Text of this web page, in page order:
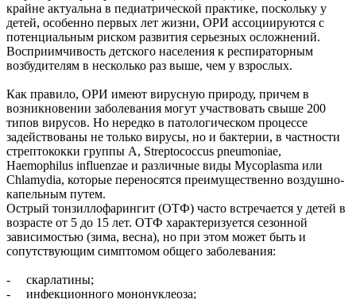
крайне актуальна в педиатрической практике, поскольку у
детей, особенно первых лет жизни, ОРИ ассоциируются с
потенциальным риском развития серьезных осложнений.
Восприимчивость детского населения к респираторным
возбудителям в несколько раз выше, чем у взрослых.
Как правило, ОРИ имеют вирусную природу, причем в
возникновении заболевания могут участвовать свыше 200
типов вирусов. Но нередко в патологическом процессе
задействованы не только вирусы, но и бактерии, в частности
стрептококки группы А, Streptococcus pneumoniae,
Haemophilus influenzae и различные виды Mycoplasma или
Chlamydia, которые переносятся преимущественно воздушно-
капельным путем.
Острый тонзиллофарингит (ОТФ) часто встречается у детей в
возрасте от 5 до 15 лет. ОТФ характеризуется сезонной
зависимостью (зима, весна), но при этом может быть и
сопутствующим симптомом общего заболевания:
- скарлатины;
- инфекционного мононуклеоза;